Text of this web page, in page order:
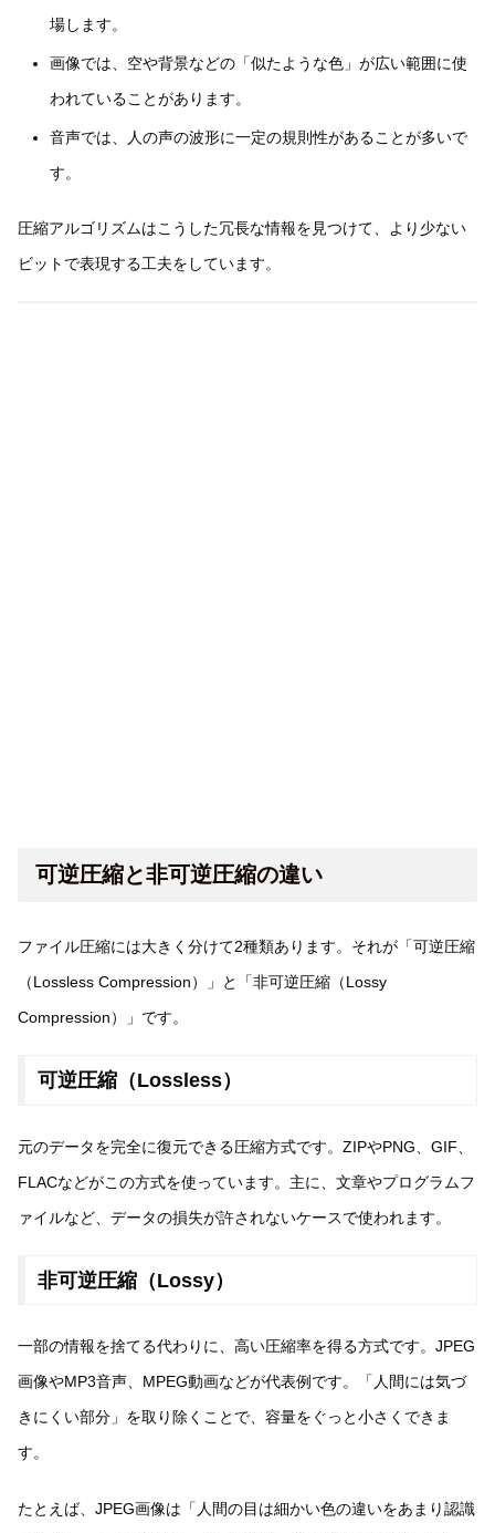
場します。
画像では、空や背景などの「似たような色」が広い範囲に使
われていることがあります。
音声では、人の声の波形に一定の規則性があることが多いで
す。
圧縮アルゴリズムはこうした冗長な情報を見つけて、より少ない
ビットで表現する工夫をしています。
可逆圧縮と非可逆圧縮の違い
ファイル圧縮には大きく分けて2種類あります。それが「可逆圧縮
（Lossless Compression）」と「非可逆圧縮（Lossy
Compression）」です。
可逆圧縮（Lossless）
元のデータを完全に復元できる圧縮方式です。ZIPやPNG、GIF、
FLACなどがこの方式を使っています。主に、文章やプログラムフ
ァイルなど、データの損失が許されないケースで使われます。
非可逆圧縮（Lossy）
一部の情報を捨てる代わりに、高い圧縮率を得る方式です。JPEG
画像やMP3音声、MPEG動画などが代表例です。「人間には気づ
きにくい部分」を取り除くことで、容量をぐっと小さくできま
す。
たとえば、JPEG画像は「人間の目は細かい色の違いをあまり認識